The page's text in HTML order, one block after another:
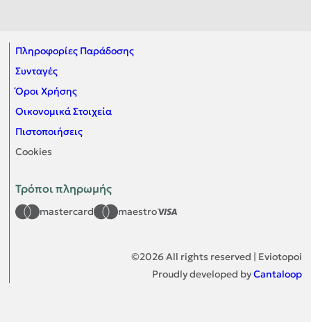
Πληροφορίες Παράδοσης
Συνταγές
Όροι Χρήσης
Οικονομικά Στοιχεία
Πιστοποιήσεις
Cookies
Τρόποι πληρωμής
mastercard maestro
©2026All rights reserved | Eviotopoi
Proudly developed byCantaloop